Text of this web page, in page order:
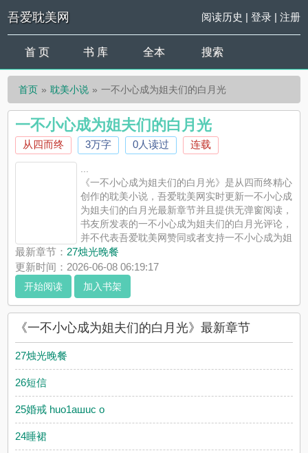
吾爱耽美网 阅读历史 | 登录| 注册
首 页 书 库 全本 搜索
首页 耽美小说 一不小心成为姐夫们的白月光
一不小心成为姐夫们的白月光
从四而终 3万字 0人读过 连载
《一不小心成为姐夫们的白月光》是从四而终精心
创作的耽美小说，吾爱耽美网实时更新一不小心成
为姐夫们的白月光最新章节并且提供无弹窗阅读，
书友所发表的一不小心成为姐夫们的白月光评论，
并不代表吾爱耽美网赞同或者支持一不小心成为姐
夫们的白月光读者的观点。
最新章节： 27烛光晚餐
更新时间：2026-06-08 06:19:17
开始阅读 加入书架
《一不小心成为姐夫们的白月光》最新章节
27烛光晚餐
26短信
25婚戒 huo1aшuc o
24睡裙